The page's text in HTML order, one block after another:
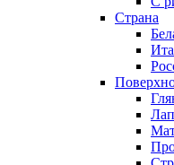
Страна